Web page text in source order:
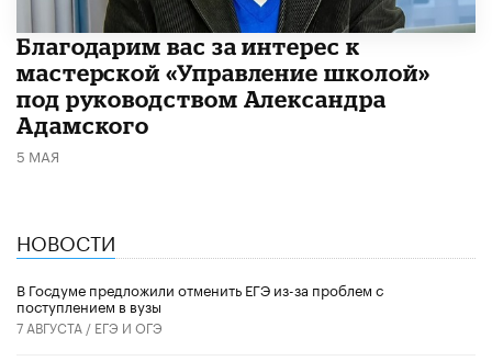
Благодарим вас за интерес к
мастерской «Управление школой»
под руководством Александра
Адамского
5 МАЯ
НОВОСТИ
В Госдуме предложили отменить ЕГЭ из-за проблем с
поступлением в вузы
7 АВГУСТА / ЕГЭ И ОГЭ